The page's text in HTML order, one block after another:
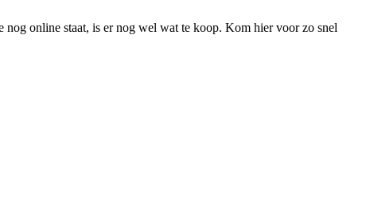
nog online staat, is er nog wel wat te koop. Kom hier voor zo snel